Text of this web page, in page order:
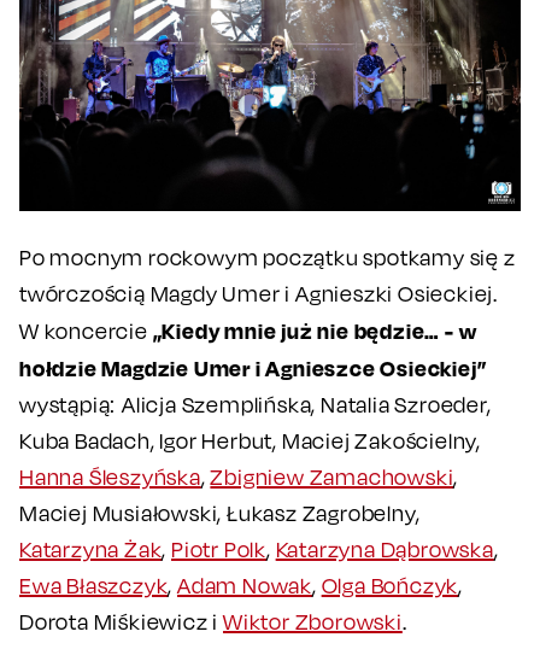
Po mocnym rockowym początku spotkamy się z
twórczością Magdy Umer i Agnieszki Osieckiej.
W koncercie „Kiedy mnie już nie będzie… - w
hołdzie Magdzie Umer i Agnieszce Osieckiej”
wystąpią: Alicja Szemplińska, Natalia Szroeder,
Kuba Badach, Igor Herbut, Maciej Zakościelny,
Hanna Śleszyńska,Zbigniew Zamachowski,
Maciej Musiałowski, Łukasz Zagrobelny,
Katarzyna Żak, Piotr Polk, Katarzyna Dąbrowska,
Ewa Błaszczyk,Adam Nowak, Olga Bończyk,
Dorota Miśkiewicz iWiktor Zborowski.